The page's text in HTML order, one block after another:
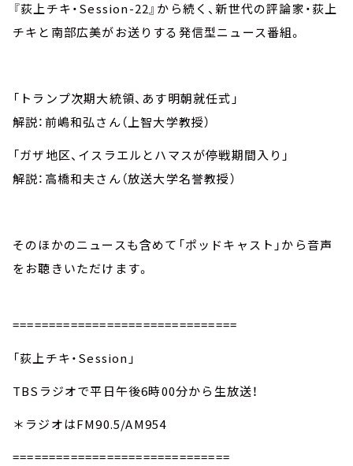
『荻上チキ・Session-22』から続く、新世代の評論家・荻上
チキと南部広美がお送りする発信型ニュース番組。
「トランプ次期大統領、あす明朝就任式」
解説：前嶋和弘さん（上智大学教授）
「ガザ地区、イスラエルとハマスが停戦期間入り」
解説：高橋和夫さん（放送大学名誉教授）
そのほかのニュースも含めて「ポッドキャスト」から音声
をお聴きいただけます。
===============================
「荻上チキ・Session」
TBSラジオで平日午後6時00分から生放送！
＊ラジオはFM90.5/AM954
==============================